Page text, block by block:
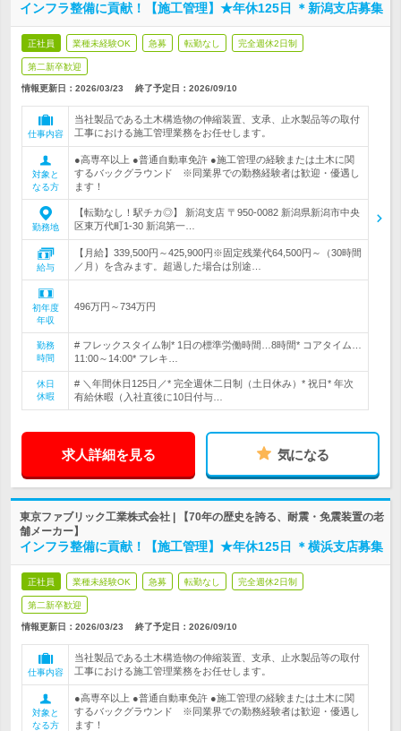
インフラ整備に貢献！【施工管理】★年休125日 ＊新潟支店募集
正社員 業種未経験OK 急募 転勤なし 完全週休2日制
第二新卒歓迎
情報更新日：2026/03/23 終了予定日： 2026/09/10
仕事内容
当社製品である土木構造物の伸縮装置、支承、止水製品等の取付
工事における施工管理業務をお任せします。
対象と
なる方
●高専卒以上 ●普通自動車免許 ●施工管理の経験または土木に関
するバックグラウンド ※同業界での勤務経験者は歓迎・優遇し
ます！
勤務地
【転勤なし！駅チカ◎】 新潟支店 〒950-0082 新潟県新潟市中央
区東万代町1-30 新潟第一…
給与
【月給】339,500円～425,900円※固定残業代64,500円～（30時間
／月）を含みます。超過した場合は別途…
初年度
年収
496万円～734万円
勤務
時間
# フレックスタイム制* 1日の標準労働時間…8時間* コアタイム…
11:00～14:00* フレキ…
休日
休暇
# ＼年間休日125日／* 完全週休二日制（土日休み）* 祝日* 年次
有給休暇（入社直後に10日付与…
求人詳細を見る 気になる
東京ファブリック工業株式会社 | 【70年の歴史を誇る、耐震・免震装置の老
舗メーカー】
インフラ整備に貢献！【施工管理】★年休125日 ＊横浜支店募集
正社員 業種未経験OK 急募 転勤なし 完全週休2日制
第二新卒歓迎
情報更新日：2026/03/23 終了予定日： 2026/09/10
仕事内容
当社製品である土木構造物の伸縮装置、支承、止水製品等の取付
工事における施工管理業務をお任せします。
対象と
なる方
●高専卒以上 ●普通自動車免許 ●施工管理の経験または土木に関
するバックグラウンド ※同業界での勤務経験者は歓迎・優遇し
ます！